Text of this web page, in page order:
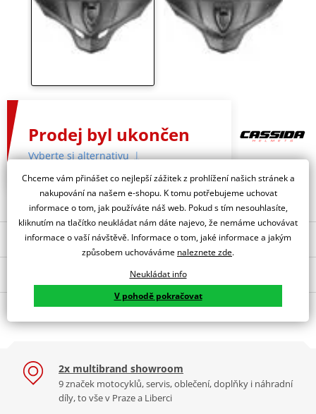
Prodej byl ukončen
Vyberte si alternativu
Nejoblíbenější kousky z kategorie
HJC ústní ventilace RPHA
90S Bekavo MC1/MC3H
HJC ventilace i70 Ústní
black
Jsme autorizovaný
dealer značky CASSIDA
Pro přilby:
CASSIDA Integral 2.0
O výrobci
2x multibrand showroom
9 značek motocyklů, servis, oblečení, doplňky i náhradní
díly, to vše v Praze a Liberci
Chceme vám přinášet co nejlepší zážitek z prohlížení našich stránek a
nakupování na našem e-shopu. K tomu potřebujeme uchovat
informace o tom, jak používáte náš web. Pokud s tím nesouhlasíte,
kliknutím na tlačítko neukládat nám dáte najevo, že nemáme uchovávat
informace o vaší návštěvě. Informace o tom, jaké informace a jakým
způsobem uchováváme naleznete zde.
Neukládat info
V pohodě pokračovat